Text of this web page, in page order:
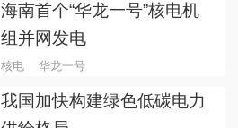
海南首个“华龙一号”核电机
组并网发电
核电 华龙一号
我国加快构建绿色低碳电力